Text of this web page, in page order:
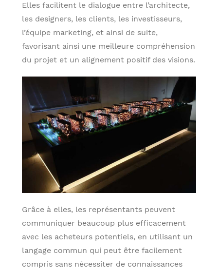
Elles facilitent le dialogue entre l’architecte,
les designers, les clients, les investisseurs,
l’équipe marketing, et ainsi de suite,
favorisant ainsi une meilleure compréhension
du projet et un alignement positif des visions.
Grâce à elles, les représentants peuvent
communiquer beaucoup plus efficacement
avec les acheteurs potentiels, en utilisant un
langage commun qui peut être facilement
compris sans nécessiter de connaissances